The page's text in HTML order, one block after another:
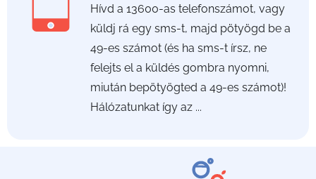
Hívd a 13600-as telefonszámot, vagy
küldj rá egy sms-t, majd pötyögd be a
49-es számot (és ha sms-t írsz, ne
felejts el a küldés gombra nyomni,
miután bepötyögted a 49-es számot)!
Hálózatunkat így az ...